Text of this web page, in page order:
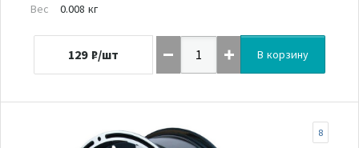
Вес
0.008 кг
129 ₽/шт В корзину
8